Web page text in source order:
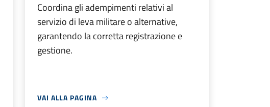
Coordina gli adempimenti relativi al
servizio di leva militare o alternative,
garantendo la corretta registrazione e
gestione.
VAI ALLA PAGINA